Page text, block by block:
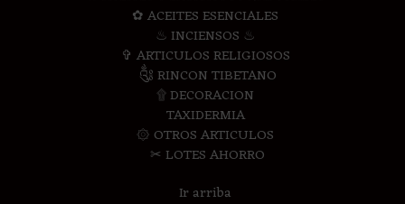
✿ ACEITES ESENCIALES
♨ INCIENSOS ♨
✞ ARTICULOS RELIGIOSOS
༃ RINCON TIBETANO
۩ DECORACION
TAXIDERMIA
۞ OTROS ARTICULOS
✂ LOTES AHORRO
Ir arriba